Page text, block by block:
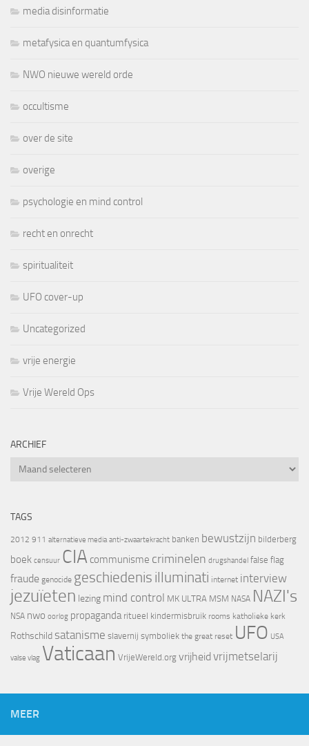
media disinformatie
metafysica en quantumfysica
NWO nieuwe wereld orde
occultisme
over de site
overige
psychologie en mind control
recht en onrecht
spiritualiteit
UFO cover-up
Uncategorized
vrije energie
Vrije Wereld Ops
ARCHIEF
Archief
TAGS
2012 911 alternatieve media anti-zwaartekracht banken bewustzijn bilderberg
boek censuur CIA communisme criminelen drugshandel false flag
fraude genocide geschiedenis illuminati internet interview
jezuïeten lezing mind control MK ULTRA MSM NASA NAZI's
NSA nwo oorlog propaganda ritueel kindermisbruik rooms katholieke kerk
Rothschild satanisme slavernij symboliek the great reset UFO USA
valse vlag Vaticaan VrijeWereld.org vrijheid vrijmetselarij
MEER